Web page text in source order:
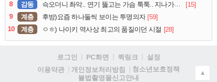
8
감동 슥오더니 촤악.. 연기 뚫고는 가슴 툭툭.. 지나가던 아재의 정체
[15]
9
계층 후방)요즘 하나둘씩 보이는 투명의자 [59]
10
계층 ㅇㅎ) 나이키 역사상 최고의 품질이던 시절 [28]
로그인 PC화면 퀵링크
설정
이용약관
개인정보처리방침
청소년보호정책
불법촬영물신고안내
▲